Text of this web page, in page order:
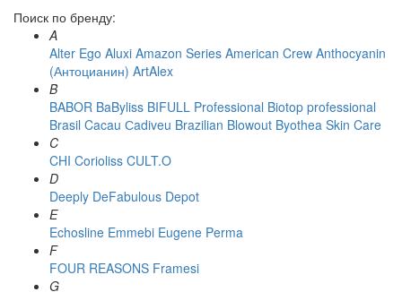
Поиск по бренду:
A
Alter Ego Aluxi Amazon Series American Crew Anthocyanin
(Антоцианин) ArtAlex
B
BABOR BaByliss BIFULL Professional Biotop professional
Brasil Cacau Сadiveu Brazilian Blowout Byothea Skin Care
C
CHI Corioliss CULT.O
D
Deeply DeFabulous Depot
E
Echosline Emmebi Eugene Perma
F
FOUR REASONS Framesi
G